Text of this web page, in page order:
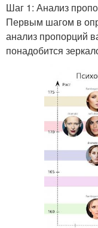
Шаг 1: Анализ
Первым шагом в
анализ пропорций
понадобится